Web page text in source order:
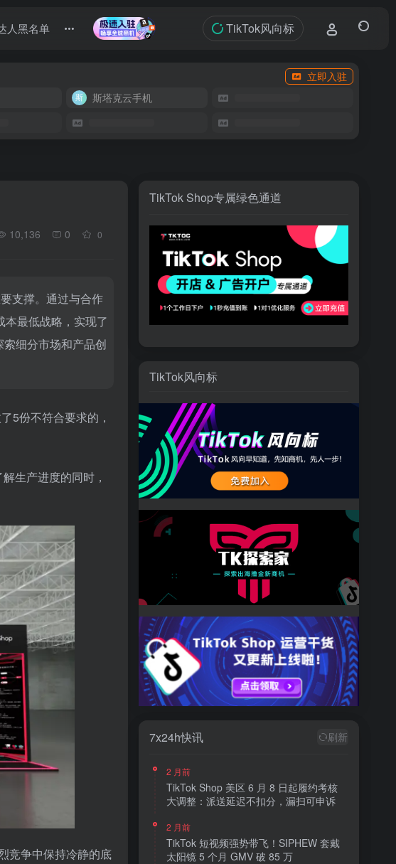
人黑名单 TikTok风向标
立即入驻
斯塔克云手机
10,136 0 0
支撑。通过与合作
最低战略，实现了
细分市场和产品创
5份不符合要求的，
生产进度的同时，
竞争中保持冷静的底
TikTok Shop专属绿色通道
TikTok风向标
7x24h快讯 刷新
2 月前
TikTok Shop 美区 6 月 8 日起履约考核
大调整：派送延迟不扣分，漏扫可申诉
2 月前
TikTok 短视频强势带飞！SIPHEW 套戴
太阳镜 5 个月 GMV 破 85 万